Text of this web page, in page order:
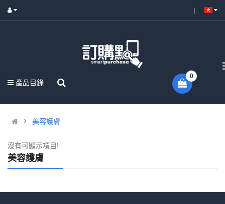
產品目錄
0
美容護膚
沒有可顯示項目!
美容護膚